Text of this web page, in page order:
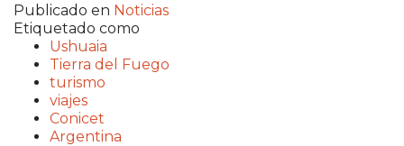
Publicado en Noticias
Etiquetado como
Ushuaia
Tierra del Fuego
turismo
viajes
Conicet
Argentina